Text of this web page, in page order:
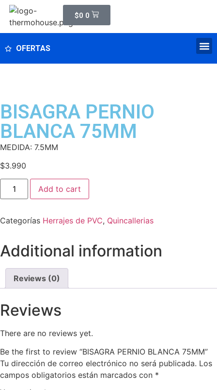
$0 0
OFERTAS
BISAGRA PERNIO
BLANCA 75MM
MEDIDA: 7.5MM
$3.990
Add to cart
Categorías Herrajes de PVC, Quincallerias
Additional information
Reviews (0)
Reviews
There are no reviews yet.
Be the first to review “BISAGRA PERNIO BLANCA 75MM”
Tu dirección de correo electrónico no será publicada. Los
campos obligatorios están marcados con *